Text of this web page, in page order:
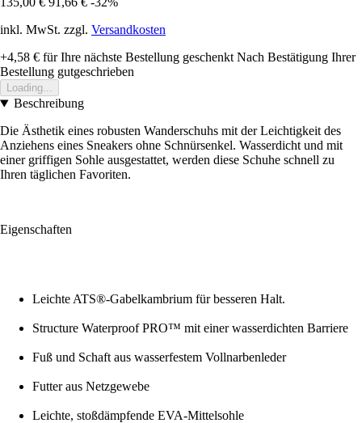
inkl. MwSt. zzgl. Versandkosten
+4,58 € für Ihre nächste Bestellung geschenkt Nach Bestätigung Ihrer
Bestellung gutgeschrieben
Loading...
Beschreibung
Die Ästhetik eines robusten Wanderschuhs mit der Leichtigkeit des
Anziehens eines Sneakers ohne Schnürsenkel. Wasserdicht und mit
einer griffigen Sohle ausgestattet, werden diese Schuhe schnell zu
Ihren täglichen Favoriten.
Eigenschaften
Leichte ATS®-Gabelkambrium für besseren Halt.
Structure Waterproof PRO™ mit einer wasserdichten Barriere
Fuß und Schaft aus wasserfestem Vollnarbenleder
Futter aus Netzgewebe
Leichte, stoßdämpfende EVA-Mittelsohle